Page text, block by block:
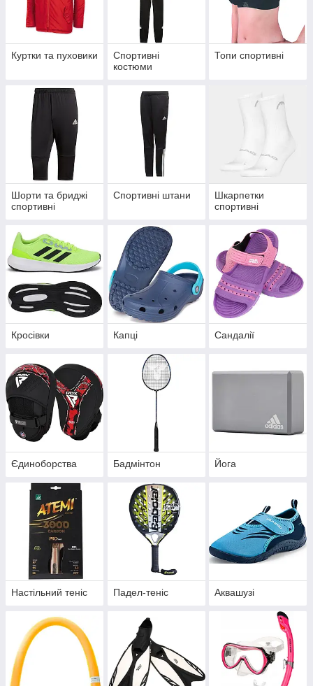
Куртки та пуховики
Спортивні
костюми
Топи спортивні
Шорти та бриджі
спортивні
Спортивні штани
Шкарпетки
спортивні
Кросівки Капці Сандалії
Єдиноборства Бадмінтон Йога
Настільний теніс Падел-теніс Аквашузі